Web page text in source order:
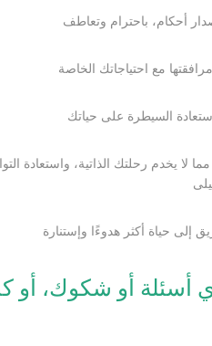
السيطرة على حياتك
لا يخدم رحلتك الذاتية، واستعادة
إلى حياة أكثر هدوءًا وإستنارة
أسئلة أو شكوك،